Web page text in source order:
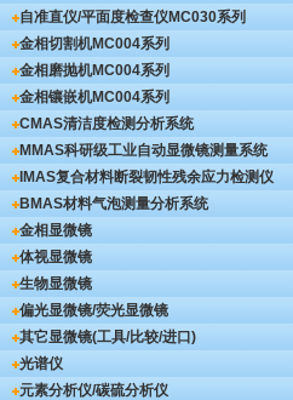
自准直仪/平面度检查仪MC030系列
金相切割机MC004系列
金相磨抛机MC004系列
金相镶嵌机MC004系列
CMAS清洁度检测分析系统
MMAS科研级工业自动显微镜测量系统
IMAS复合材料断裂韧性残余应力检测仪
BMAS材料气泡测量分析系统
金相显微镜
体视显微镜
生物显微镜
偏光显微镜/荧光显微镜
其它显微镜(工具/比较/进口)
光谱仪
元素分析仪/碳硫分析仪